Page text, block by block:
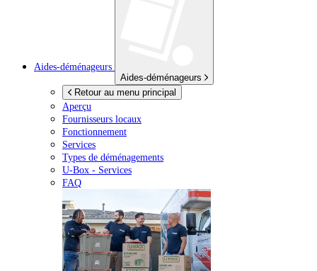
Aides-déménageurs
Aides-déménageurs
Retour au menu principal
Aperçu
Fournisseurs locaux
Fonctionnement
Services
Types de déménagements
U-Box - Services
FAQ